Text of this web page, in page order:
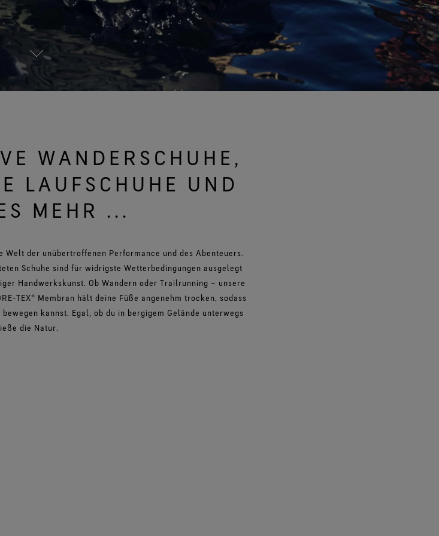
Technologien für Bekleidung
entdecken
Alle Technologien für
Handschuhe entdecken
WANDERSCHUHE,
LAUFSCHUHE UND
MEHR ...
Welt der unübertroffenen Performance und des Abenteuers.
Schuhe sind für widrigste Wetterbedingungen ausgelegt
Handwerkskunst. Ob Wandern oder Trailrunning – unsere
TEX® Membran hält deine Füße angenehm trocken, sodass
kannst. Egal, ob du in bergigem Gelände unterwegs
die Natur.